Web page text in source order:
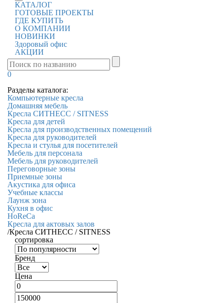
КАТАЛОГ
ГОТОВЫЕ ПРОЕКТЫ
ГДЕ КУПИТЬ
О КОМПАНИИ
НОВИНКИ
Здоровый офис
АКЦИИ
0
Разделы каталога:
Компьютерные кресла
Домашняя мебель
Кресла СИТНЕСС / SITNESS
Кресла для детей
Кресла для производственных помещений
Кресла для руководителей
Кресла и стулья для посетителей
Мебель для персонала
Мебель для руководителей
Переговорные зоны
Приемные зоны
Акустика для офиса
Учебные классы
Лаунж зона
Кухня в офис
HoReCa
Кресла для актовых залов
/Кресла СИТНЕСС / SITNESS
сортировка
Бренд
Цена